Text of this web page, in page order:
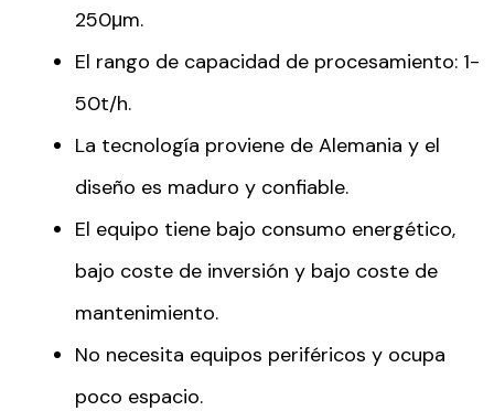
250μm.
El rango de capacidad de procesamiento: 1-
50t/h.
La tecnología proviene de Alemania y el
diseño es maduro y confiable.
El equipo tiene bajo consumo energético,
bajo coste de inversión y bajo coste de
mantenimiento.
No necesita equipos periféricos y ocupa
poco espacio.